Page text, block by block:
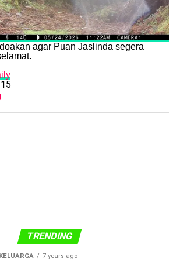
agar Puan Jaslinda segera
TRENDING
KELUARGA 7 years ago